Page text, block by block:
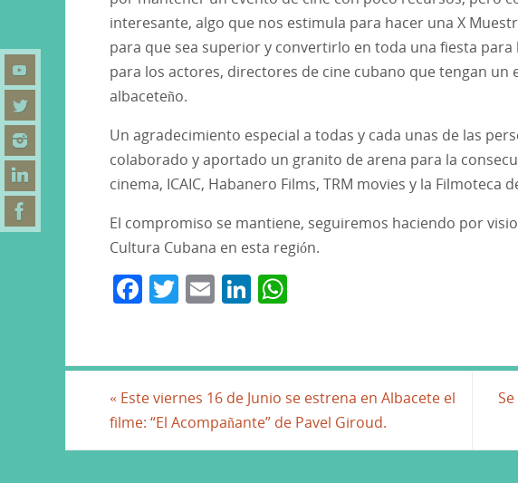
interesante, algo que nos estimula para hacer una X
para que sea superior y convertirlo en toda una fiesta
para los actores, directores de cine cubano que tengan
albaceteño.
Un agradecimiento especial a todas y cada unas de las
colaborado y aportado un granito de arena para la
cinema, ICAIC, Habanero Films, TRM movies y la Filmoteca
El compromiso se mantiene, seguiremos haciendo por
Cultura Cubana en esta región.
F
e
b
o
o
T
er
E
l
Li
e
dI
n
s
A
p
p
« Este viernes 16 de Junio se estrena en Albacete el
filme: “El Acompañante” de Pavel Giroud.